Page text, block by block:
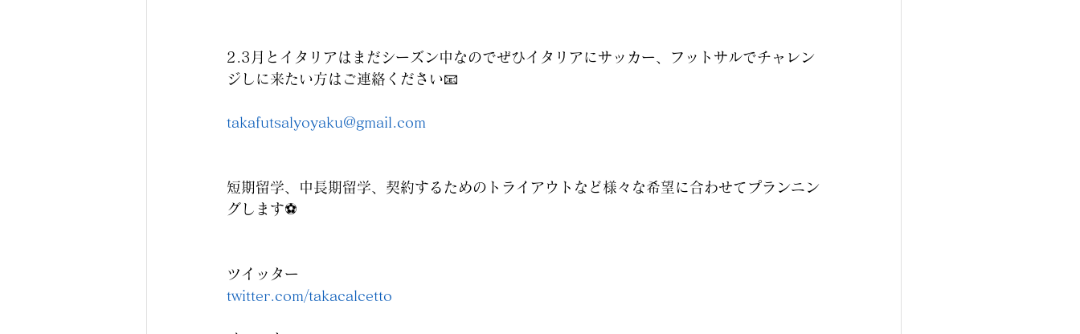
2.3月とイタリアはまだシーズン中なのでぜひイタリアにサッカー、フットサルでチャレン
ジしに来たい方はご連絡ください📧
takafutsalyoyaku@gmail.com
短期留学、中長期留学、契約するためのトライアウトなど様々な希望に合わせてプランニン
グします⚽️
ツイッター
twitter.com/takacalcetto